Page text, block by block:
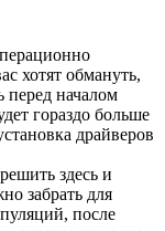
хотят обмануть,
перед началом
гораздо больше
драйверов
здесь и
забрать для
после